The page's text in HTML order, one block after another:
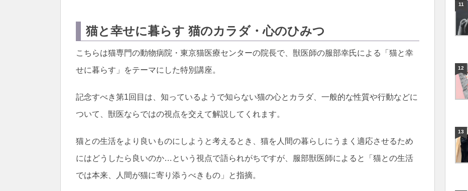
猫と幸せに暮らす 猫のカラダ・心のひみつ
こちらは猫専門の動物病院・東京猫医療センターの院長で、獣医師の服部幸氏による「猫と幸
せに暮らす」をテーマにした特別講座。
記念すべき第1回目は、知っているようで知らない猫の心とカラダ、一般的な性質や行動などに
ついて、獣医ならではの視点を交えて解説してくれます。
猫との生活をより良いものにしようと考えるとき、猫を人間の暮らしにうまく適応させるため
にはどうしたら良いのか…という視点で語られがちですが、服部獣医師によると「猫との生活
では本来、人間が猫に寄り添うべきもの」と指摘。
11
12
13